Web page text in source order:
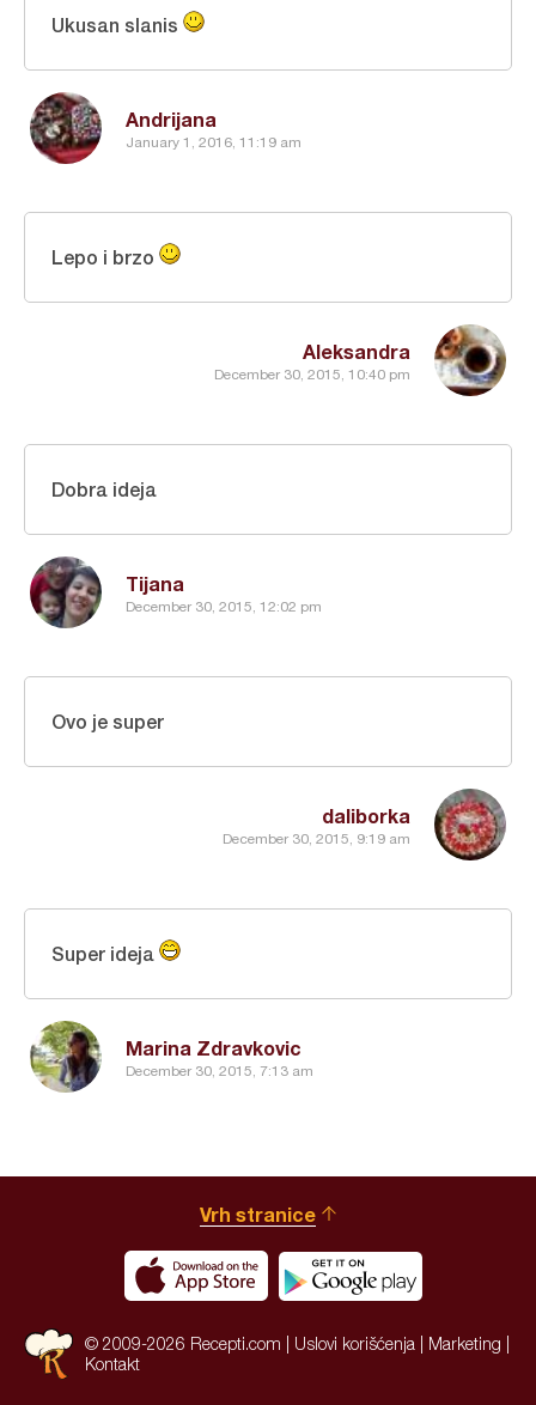
Andrijana
January 1, 2016, 11:19 am
Ukusan slanis
Aleksandra
December 30, 2015, 10:40 pm
Lepo i brzo
Tijana
December 30, 2015, 12:02 pm
Dobra ideja
daliborka
December 30, 2015, 9:19 am
Ovo je super
Marina Zdravkovic
December 30, 2015, 7:13 am
Super ideja
Vrh stranice
© 2009-2026 Recepti.com | Uslovi korišćenja Marketing
Kontakt